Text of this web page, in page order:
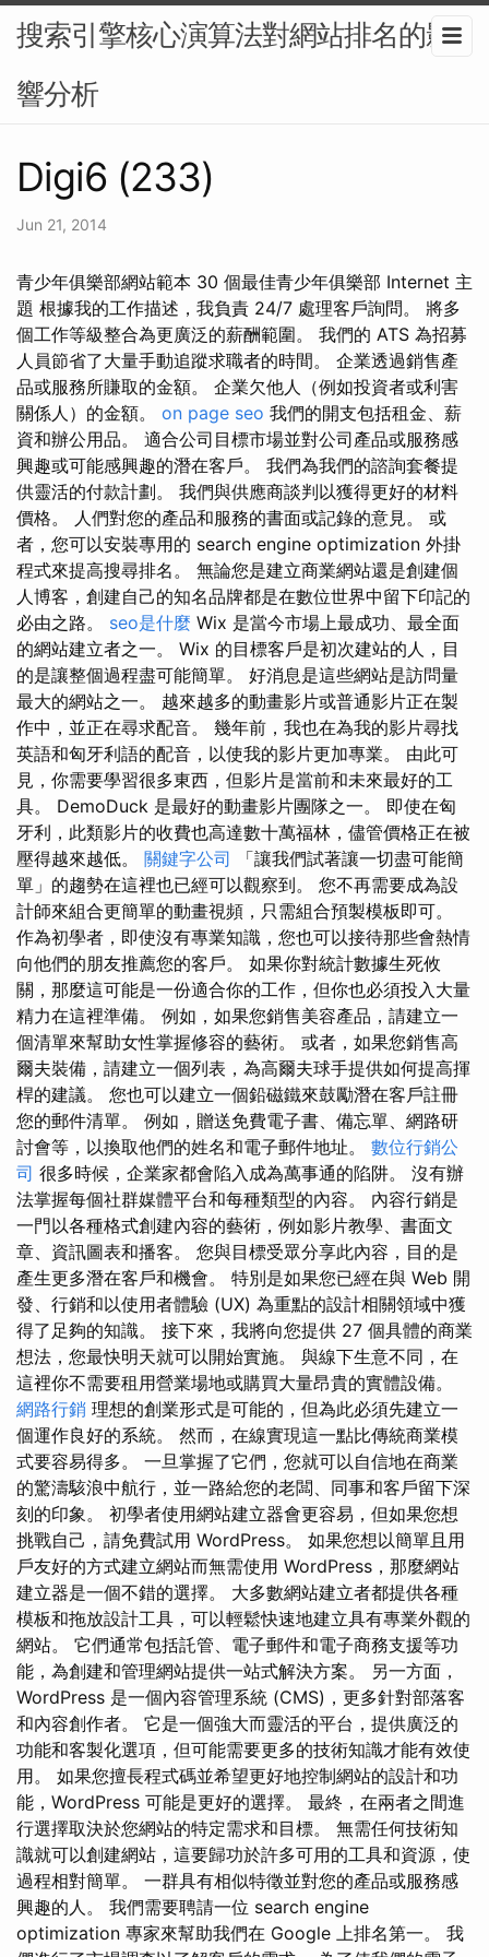
搜索引擎核心演算法對網站排名的影
響分析
Digi6 (233)
Jun 21, 2014
青少年俱樂部網站範本 30 個最佳青少年俱樂部 Internet 主
題 根據我的工作描述，我負責 24/7 處理客戶詢問。 將多
個工作等級整合為更廣泛的薪酬範圍。 我們的 ATS 為招募
人員節省了大量手動追蹤求職者的時間。 企業透過銷售產
品或服務所賺取的金額。 企業欠他人（例如投資者或利害
關係人）的金額。 on page seo 我們的開支包括租金、薪
資和辦公用品。 適合公司目標市場並對公司產品或服務感
興趣或可能感興趣的潛在客戶。 我們為我們的諮詢套餐提
供靈活的付款計劃。 我們與供應商談判以獲得更好的材料
價格。 人們對您的產品和服務的書面或記錄的意見。 或
者，您可以安裝專用的 search engine optimization 外掛
程式來提高搜尋排名。 無論您是建立商業網站還是創建個
人博客，創建自己的知名品牌都是在數位世界中留下印記的
必由之路。 seo是什麼 Wix 是當今市場上最成功、最全面
的網站建立者之一。 Wix 的目標客戶是初次建站的人，目
的是讓整個過程盡可能簡單。 好消息是這些網站是訪問量
最大的網站之一。 越來越多的動畫影片或普通影片正在製
作中，並正在尋求配音。 幾年前，我也在為我的影片尋找
英語和匈牙利語的配音，以使我的影片更加專業。 由此可
見，你需要學習很多東西，但影片是當前和未來最好的工
具。 DemoDuck 是最好的動畫影片團隊之一。 即使在匈
牙利，此類影片的收費也高達數十萬福林，儘管價格正在被
壓得越來越低。 關鍵字公司 「讓我們試著讓一切盡可能簡
單」的趨勢在這裡也已經可以觀察到。 您不再需要成為設
計師來組合更簡單的動畫視頻，只需組合預製模板即可。
作為初學者，即使沒有專業知識，您也可以接待那些會熱情
向他們的朋友推薦您的客戶。 如果你對統計數據生死攸
關，那麼這可能是一份適合你的工作，但你也必須投入大量
精力在這裡準備。 例如，如果您銷售美容產品，請建立一
個清單來幫助女性掌握修容的藝術。 或者，如果您銷售高
爾夫裝備，請建立一個列表，為高爾夫球手提供如何提高揮
桿的建議。 您也可以建立一個鉛磁鐵來鼓勵潛在客戶註冊
您的郵件清單。 例如，贈送免費電子書、備忘單、網路研
討會等，以換取他們的姓名和電子郵件地址。 數位行銷公
司 很多時候，企業家都會陷入成為萬事通的陷阱。 沒有辦
法掌握每個社群媒體平台和每種類型的內容。 內容行銷是
一門以各種格式創建內容的藝術，例如影片教學、書面文
章、資訊圖表和播客。 您與目標受眾分享此內容，目的是
產生更多潛在客戶和機會。 特別是如果您已經在與 Web 開
發、行銷和以使用者體驗 (UX) 為重點的設計相關領域中獲
得了足夠的知識。 接下來，我將向您提供 27 個具體的商業
想法，您最快明天就可以開始實施。 與線下生意不同，在
這裡你不需要租用營業場地或購買大量昂貴的實體設備。
網路行銷 理想的創業形式是可能的，但為此必須先建立一
個運作良好的系統。 然而，在線實現這一點比傳統商業模
式要容易得多。 一旦掌握了它們，您就可以自信地在商業
的驚濤駭浪中航行，並一路給您的老闆、同事和客戶留下深
刻的印象。 初學者使用網站建立器會更容易，但如果您想
挑戰自己，請免費試用 WordPress。 如果您想以簡單且用
戶友好的方式建立網站而無需使用 WordPress，那麼網站
建立器是一個不錯的選擇。 大多數網站建立者都提供各種
模板和拖放設計工具，可以輕鬆快速地建立具有專業外觀的
網站。 它們通常包括託管、電子郵件和電子商務支援等功
能，為創建和管理網站提供一站式解決方案。 另一方面，
WordPress 是一個內容管理系統 (CMS)，更多針對部落客
和內容創作者。 它是一個強大而靈活的平台，提供廣泛的
功能和客製化選項，但可能需要更多的技術知識才能有效使
用。 如果您擅長程式碼並希望更好地控制網站的設計和功
能，WordPress 可能是更好的選擇。 最終，在兩者之間進
行選擇取決於您網站的特定需求和目標。 無需任何技術知
識就可以創建網站，這要歸功於許多可用的工具和資源，使
過程相對簡單。 一群具有相似特徵並對您的產品或服務感
興趣的人。 我們需要聘請一位 search engine
optimization 專家來幫助我們在 Google 上排名第一。 我